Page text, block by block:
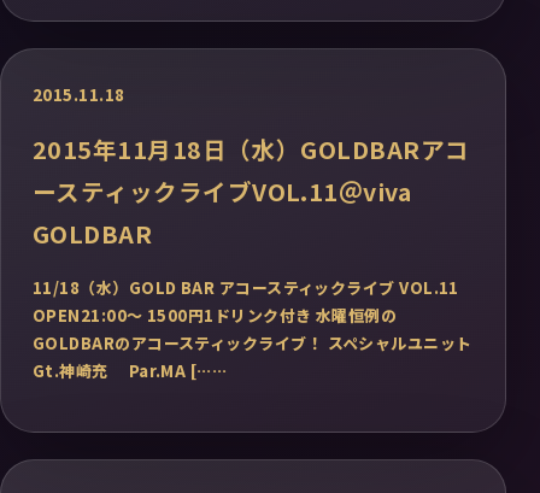
2015.11.18
2015年11月18日（水）GOLDBARアコ
ースティックライブVOL.11＠viva
GOLDBAR
11/18（水）GOLD BAR アコースティックライブ VOL.11
OPEN21:00〜 1500円1ドリンク付き 水曜恒例の
GOLDBARのアコースティックライブ！ スペシャルユニット
Gt.神崎充 Par.MA [……